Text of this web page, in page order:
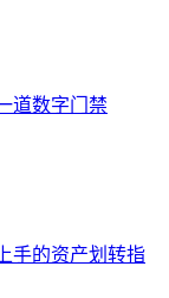
道数字门禁
手的资产划转指